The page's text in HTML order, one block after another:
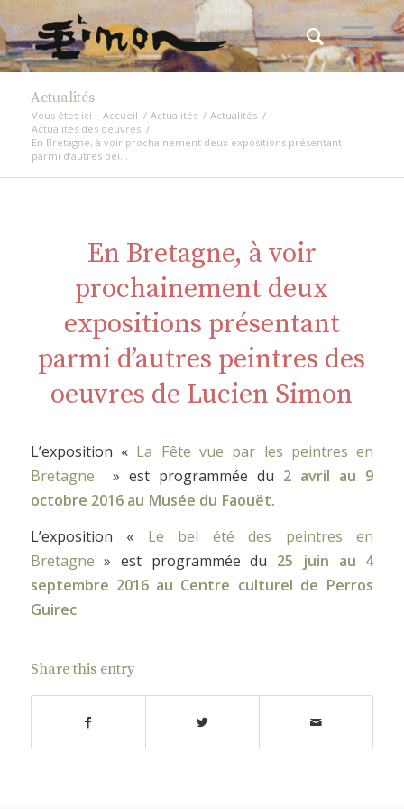
Actualités
Vous êtes ici : Accueil / Actualités / Actualités /
Actualités des oeuvres /
En Bretagne, à voir prochainement deux expositions présentant
parmi d’autres pei...
En Bretagne, à voir
prochainement deux
expositions présentant
parmi d’autres peintres des
oeuvres de Lucien Simon
L’exposition « La Fête vue par les peintres en
Bretagne
» est programmée du 2 avril au 9
octobre 2016 au Musée du Faouët.
L’exposition « Le bel été des peintres en
Bretagne » est programmée du 25 juin au 4
septembre 2016 au Centre culturel de Perros
Guirec
Share this entry